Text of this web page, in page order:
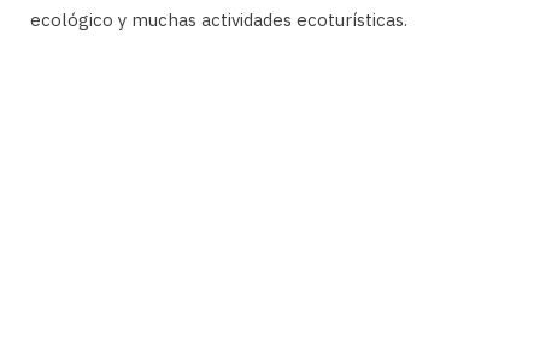
ecológico y muchas actividades ecoturísticas.